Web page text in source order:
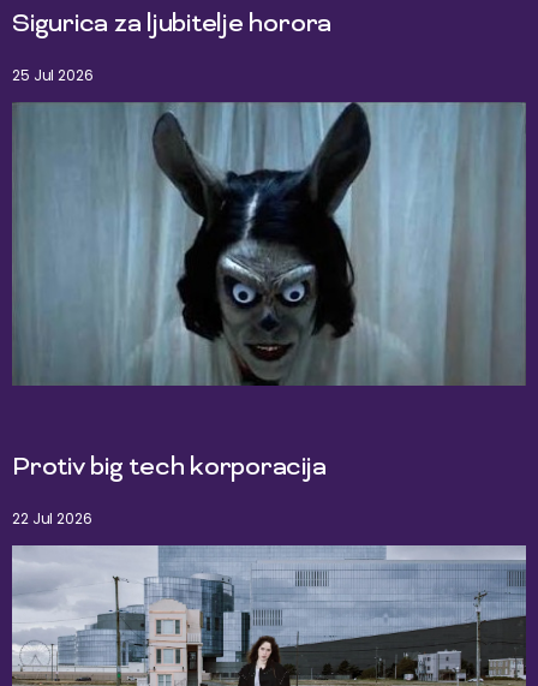
Sigurica za ljubitelje horora
25 Jul 2026
Protiv big tech korporacija
22 Jul 2026